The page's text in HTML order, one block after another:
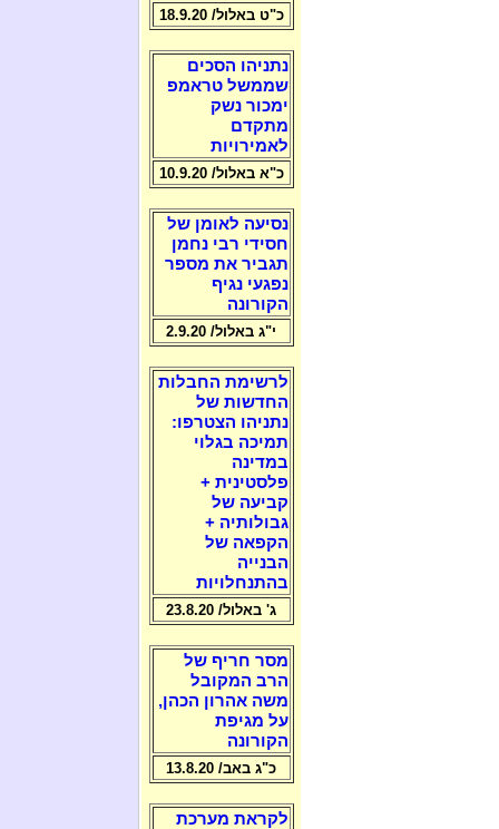
כ"ט באלול/ 18.9.20
נתניהו הסכים
שממשל טראמפ
ימכור נשק
מתקדם
לאמירויות
כ"א באלול/ 10.9.20
נסיעה לאומן של
חסידי רבי נחמן
תגביר את מספר
נפגעי נגיף
הקורונה
י"ג באלול/ 2.9.20
לרשימת החבלות
החדשות של
נתניהו הצטרפו:
תמיכה בגלוי
במדינה
פלסטינית +
קביעה של
גבולותיה +
הקפאה של
הבנייה
בהתנחלויות
ג' באלול/ 23.8.20
מסר חריף של
הרב המקובל
משה אהרון הכהן,
על מגיפת
הקורונה
כ"ג באב/ 13.8.20
לקראת מערכת